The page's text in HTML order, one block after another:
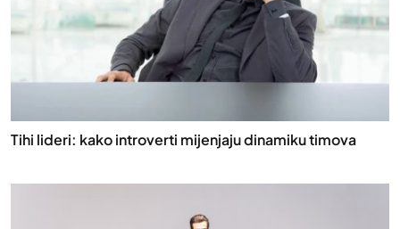
Tihi lideri: kako introverti mijenjaju dinamiku timova